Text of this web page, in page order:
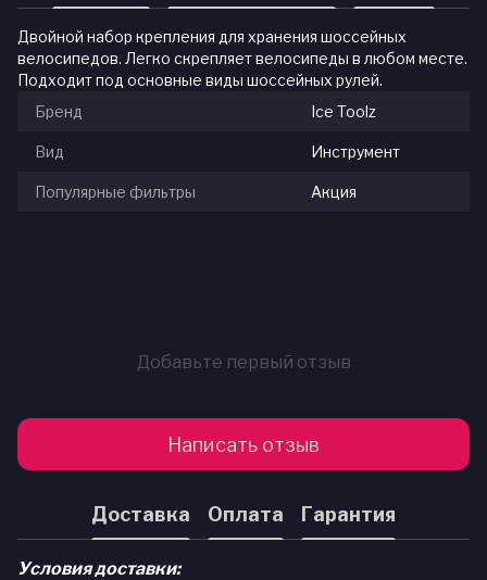
Двойной набор крепления для хранения шоссейных
велосипедов. Легко скрепляет велосипеды в любом месте.
Подходит под основные виды шоссейных рулей.
Бренд
Ice Toolz
Вид Инструмент
Популярные фильтры Акция
Добавьте первый отзыв
Написать отзыв
Доставка Оплата Гарантия
Условия доставки: